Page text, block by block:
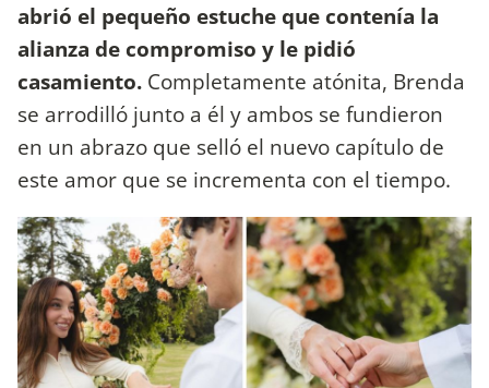
abrió el pequeño estuche que contenía la
alianza de compromiso y le pidió
casamiento. Completamente atónita, Brenda
se arrodilló junto a él y ambos se fundieron
en un abrazo que selló el nuevo capítulo de
este amor que se incrementa con el tiempo.